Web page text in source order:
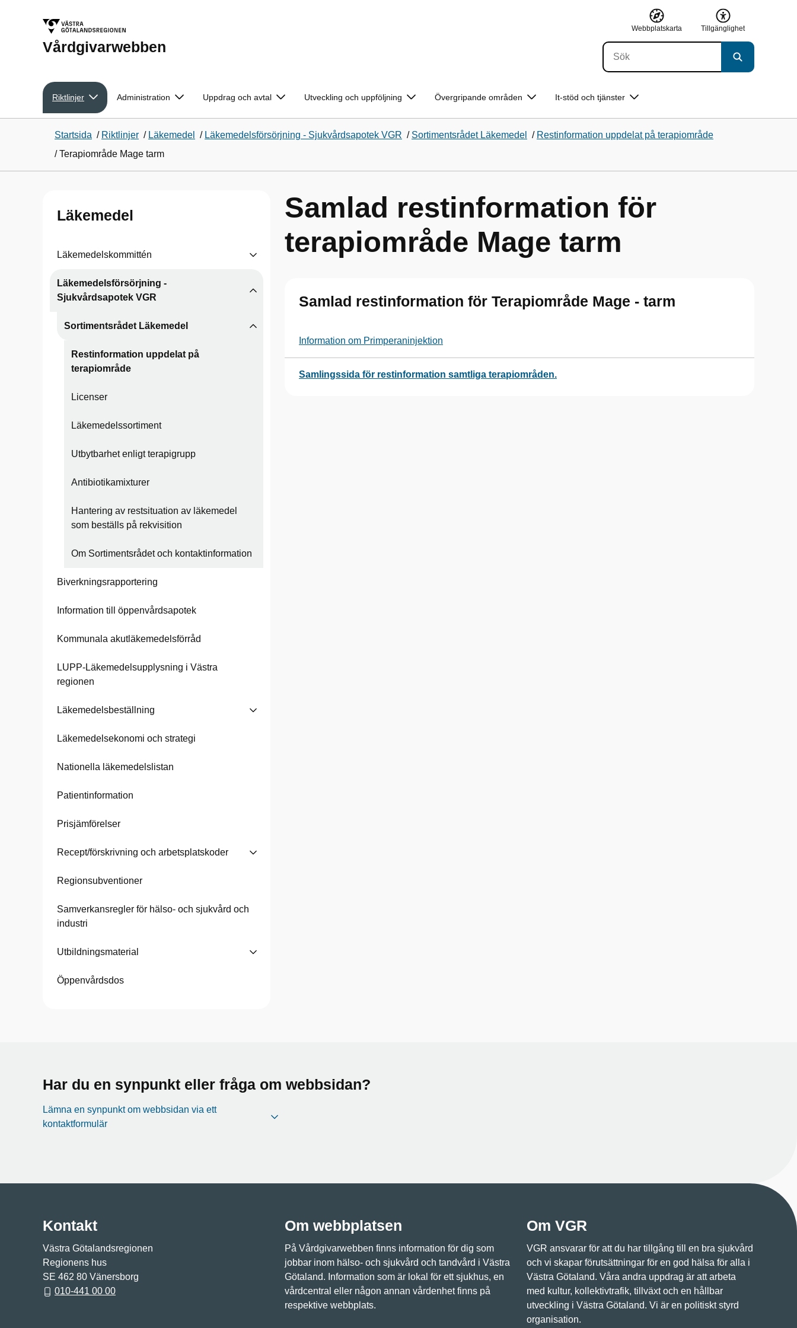
Vårdgivarwebben
Webbplatskarta Tillgänglighet
Riktlinjer Administration Uppdrag och avtal Utveckling och uppföljning Övergripande områden It-stöd och tjänster
Startsida / Riktlinjer / Läkemedel / Läkemedelsförsörjning - Sjukvårdsapotek VGR / Sortimentsrådet Läkemedel / Restinformation uppdelat på terapiområde
/Terapiområde Mage tarm
Läkemedel
Läkemedelskommittén
Läkemedelsförsörjning -
Sjukvårdsapotek VGR
Sortimentsrådet Läkemedel
Restinformation uppdelat på
terapiområde
Licenser
Läkemedelssortiment
Utbytbarhet enligt terapigrupp
Antibiotikamixturer
Hantering av restsituation av läkemedel
som beställs på rekvisition
Om Sortimentsrådet och kontaktinformation
Biverkningsrapportering
Information till öppenvårdsapotek
Kommunala akutläkemedelsförråd
LUPP-Läkemedelsupplysning i Västra
regionen
Läkemedelsbeställning
Läkemedelsekonomi och strategi
Nationella läkemedelslistan
Patientinformation
Prisjämförelser
Recept/förskrivning och arbetsplatskoder
Regionsubventioner
Samverkansregler för hälso- och sjukvård och
industri
Utbildningsmaterial
Öppenvårdsdos
Samlad restinformation för
terapiområde Mage tarm
Samlad restinformation för Terapiområde Mage - tarm
Information om Primperaninjektion
Samlingssida för restinformation samtliga terapiområden.
Har du en synpunkt eller fråga om webbsidan?
Lämna en synpunkt om webbsidan via ett
kontaktformulär
Kontakt
Västra Götalandsregionen
Regionens hus
SE 462 80 Vänersborg
010-441 00 00
Om webbplatsen
På Vårdgivarwebben finns information för dig som
jobbar inom hälso- och sjukvård och tandvård i Västra
Götaland. Information som är lokal för ett sjukhus, en
vårdcentral eller någon annan vårdenhet finns på
respektive webbplats.
Om VGR
VGR ansvarar för att du har tillgång till en bra sjukvård
och vi skapar förutsättningar för en god hälsa för alla i
Västra Götaland. Våra andra uppdrag är att arbeta
med kultur, kollektivtrafik, tillväxt och en hållbar
utveckling i Västra Götaland. Vi är en politiskt styrd
organisation.